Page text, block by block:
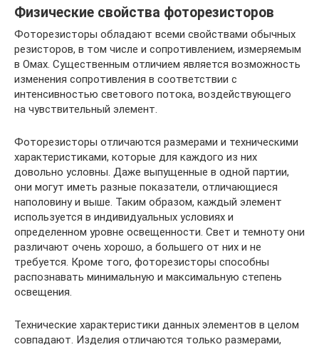
Физические свойства фоторезисторов
Фоторезисторы обладают всеми свойствами обычных
резисторов, в том числе и сопротивлением, измеряемым
в Омах. Существенным отличием является возможность
изменения сопротивления в соответствии с
интенсивностью светового потока, воздействующего
на чувствительный элемент.
Фоторезисторы отличаются размерами и техническими
характеристиками, которые для каждого из них
довольно условны. Даже выпущенные в одной партии,
они могут иметь разные показатели, отличающиеся
наполовину и выше. Таким образом, каждый элемент
используется в индивидуальных условиях и
определенном уровне освещенности. Свет и темноту они
различают очень хорошо, а большего от них и не
требуется. Кроме того, фоторезисторы способны
распознавать минимальную и максимальную степень
освещения.
Технические характеристики данных элементов в целом
совпадают. Изделия отличаются только размерами,